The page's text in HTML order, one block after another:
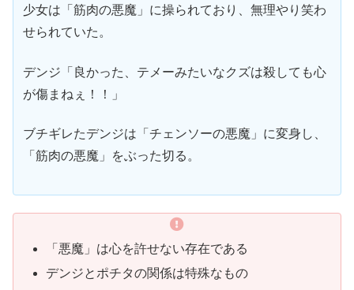
少女は「筋肉の悪魔」に操られており、無理やり笑わ
せられていた。
デンジ「良かった、テメーみたいなクズは殺しても心
が傷まねぇ！！」
ブチギレたデンジは「チェンソーの悪魔」に変身し、
「筋肉の悪魔」をぶった切る。
「悪魔」は心を許せない存在である
デンジとポチタの関係は特殊なもの